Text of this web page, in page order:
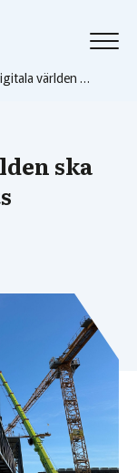
När den digitala världen ska lyftas på plats
ska